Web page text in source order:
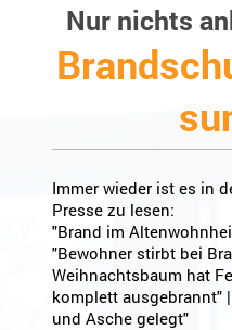
Nur nichts
Immer wieder ist es in
Presse zu lesen:
"Brand im
"Bewohner stirbt bei
Weihnachtsbaum hat
komplett ausgebrannt"
und Asche gelegt"